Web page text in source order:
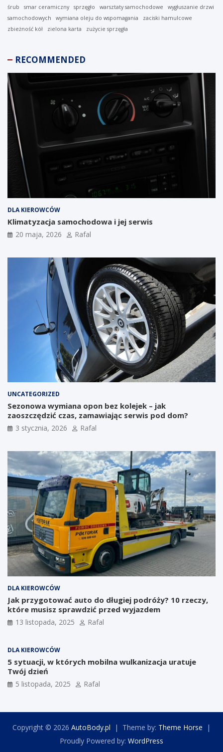
śrub
smar ceramiczny sprzęgło warsztaty samochodowe
wygłuszanie drzwi
samochodowych
wymiana oleju do wspomagania
zaciski hamulcowe
zbieżność kół
zielona karta zużycie sprzęgła
RECOMMENDED
DLA KIEROWCÓW
Klimatyzacja samochodowa i jej serwis
20 maja, 2026 Rafal
UNCATEGORIZED
Sezonowa wymiana opon bez kolejek – jak
zaoszczędzić czas, zamawiając serwis pod dom?
3 stycznia, 2026 Rafal
DLA KIEROWCÓW
Jak przygotować auto do długiej podróży? 10 rzeczy,
które musisz sprawdzić przed wyjazdem
13 listopada, 2025 Rafal
DLA KIEROWCÓW
5 sytuacji, w których mobilna wulkanizacja uratuje
Twój dzień
5 listopada, 2025 Rafal
Copyright © 2026 AutoBody.pl Theme by: Theme Horse
Proudly Powered by: WordPress